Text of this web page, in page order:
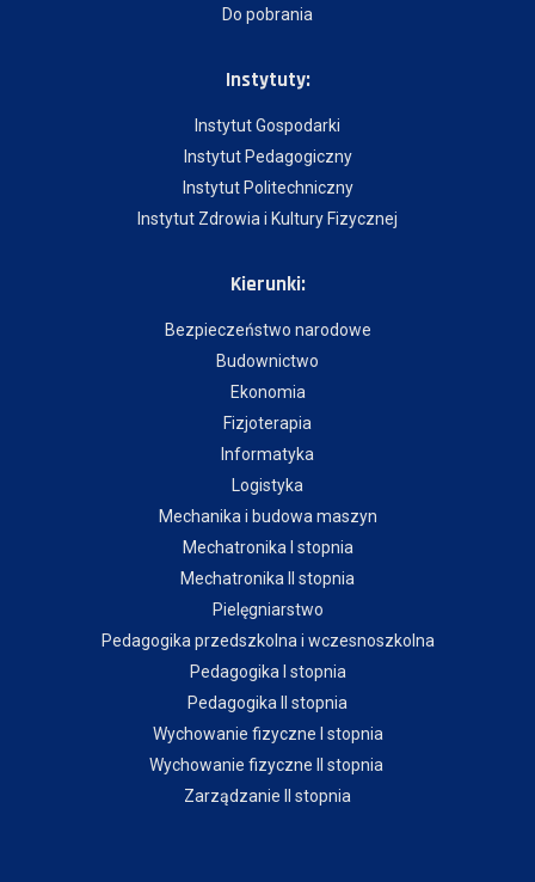
Do pobrania
Instytuty:
Instytut Gospodarki
Instytut Pedagogiczny
Instytut Politechniczny
Instytut Zdrowia i Kultury Fizycznej
Kierunki:
Bezpieczeństwo narodowe
Budownictwo
Ekonomia
Fizjoterapia
Informatyka
Logistyka
Mechanika i budowa maszyn
Mechatronika I stopnia
Mechatronika II stopnia
Pielęgniarstwo
Pedagogika przedszkolna i wczesnoszkolna
Pedagogika I stopnia
Pedagogika II stopnia
Wychowanie fizyczne I stopnia
Wychowanie fizyczne II stopnia
Zarządzanie II stopnia